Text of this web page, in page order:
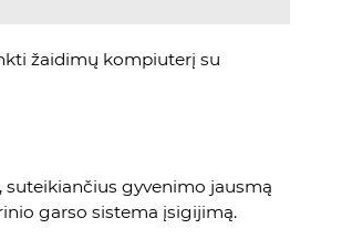
žaidimų kompiuterį su
gyvenimo jausmą
garso sistema įsigijimą.